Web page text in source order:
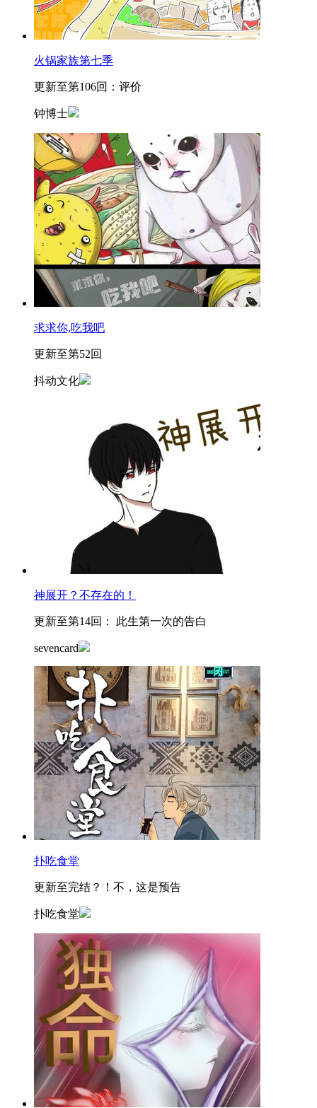
火锅家族第七季
更新至第106回：评价
钟博士
求求你,吃我吧
更新至第52回
抖动文化
神展开？不存在的！
更新至第14回： 此生第一次的告白
sevencard
扑吃食堂
更新至完结？！不，这是预告
扑吃食堂